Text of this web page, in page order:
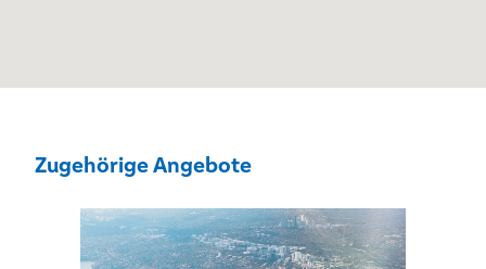
Zugehörige Angebote